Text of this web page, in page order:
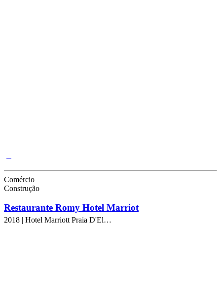
Comércio
Construção
Restaurante Romy Hotel Marriot
2018 | Hotel Marriott Praia D'El…